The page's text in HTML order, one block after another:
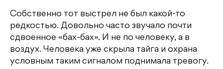
Собственно тот выстрел не был какой-то
редкостью. Довольно часто звучало почти
сдвоенное «бах-бах». И не по человеку, а в
воздух. Человека уже скрыла тайга и охрана
условным таким сигналом поднимала тревогу.